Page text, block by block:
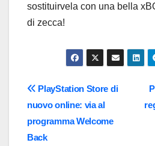
sostituirvela con una bella
di zecca!
Navigazione
articoli
PlayStation Store di
nuovo online: via al
programma Welcome
Back